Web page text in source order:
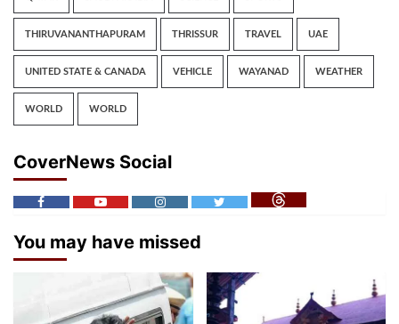
THIRUVANANTHAPURAM THRISSUR TRAVEL UAE
UNITED STATE & CANADA VEHICLE WAYANAD WEATHER
WORLD WORLD
CoverNews Social
You may have missed